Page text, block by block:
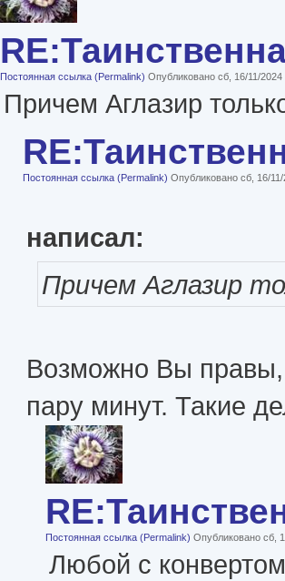
Постоянная ссылка (Permalink) Опубликовано сб, 16/11/
Причем Аглазир
Постоянная ссылка (Permalink) Опубликовано сб, 16/
написал:
Причем Аглазир
Возможно Вы правы,
пару минут. Такие
Постоянная ссылка (Permalink) Опубликовано сб,
Любой с